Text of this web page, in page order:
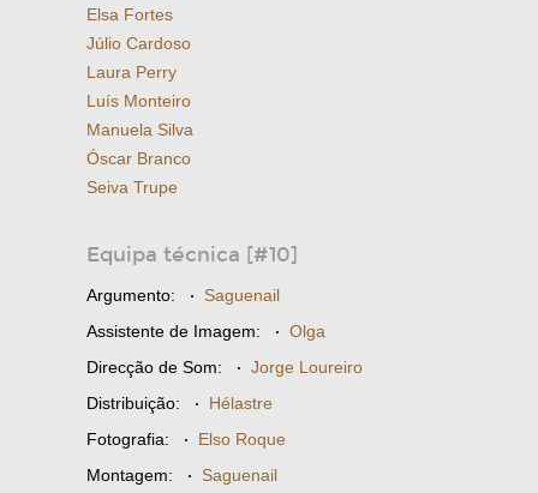
Elsa Fortes
Júlio Cardoso
Laura Perry
Luís Monteiro
Manuela Silva
Óscar Branco
Seiva Trupe
Equipa técnica [#10]
Argumento: · Saguenail
Assistente de Imagem: · Olga
Direcção de Som: · Jorge Loureiro
Distribuição: · Hélastre
Fotografia: · Elso Roque
Montagem: · Saguenail